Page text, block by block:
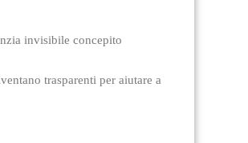
invisibile concepito
trasparenti per aiutare a